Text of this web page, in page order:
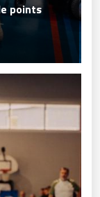
points